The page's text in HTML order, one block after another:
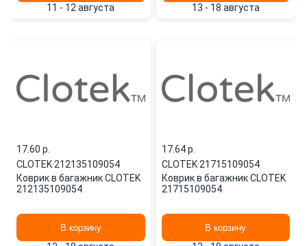
11 - 12 августа 13 - 18 августа
17.60 p.
CLOTEK·212135109054
Коврик в багажник CLOTEK
212135109054
В корзину
17.64 p.
CLOTEK·21715109054
Коврик в багажник CLOTEK
21715109054
В корзину